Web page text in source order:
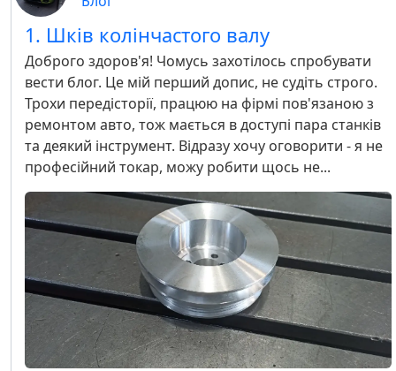
1. Шків колінчастого валу
Доброго здоров'я! Чомусь захотілось спробувати
вести блог. Це мій перший допис, не судіть строго.
Трохи передісторії, працюю на фірмі пов'язаною з
ремонтом авто, тож мається в доступі пара станків
та деякий інструмент. Відразу хочу оговорити - я не
професійний токар, можу робити щось не...